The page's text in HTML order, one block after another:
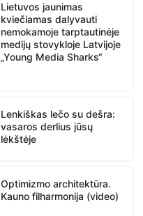
Lietuvos jaunimas
kviečiamas dalyvauti
nemokamoje tarptautinėje
medijų stovykloje Latvijoje
„Young Media Sharks“
Lenkiškas lečo su dešra:
vasaros derlius jūsų
lėkštėje
Optimizmo architektūra.
Kauno filharmonija (video)